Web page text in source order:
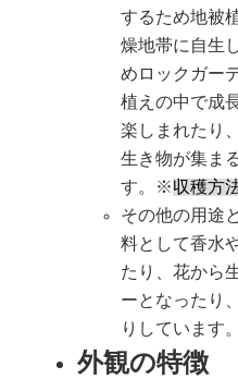
するため地被
燥地帯に自生
めロックガー
植えの中で成
楽しまれたり
生き物が集ま
す。※収穫方
その他の用途
料として香水
たり、花から
ーとなったり
りしています。
外観の特徴